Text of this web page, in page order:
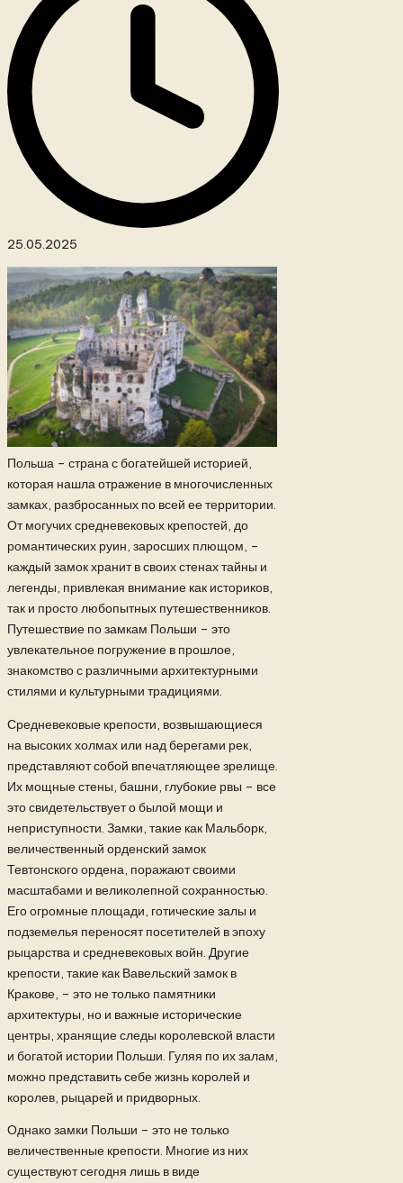
25.05.2025
Польша – страна с богатейшей историей,
которая нашла отражение в многочисленных
замках, разбросанных по всей ее территории.
От могучих средневековых крепостей, до
романтических руин, заросших плющом, –
каждый замок хранит в своих стенах тайны и
легенды, привлекая внимание как историков,
так и просто любопытных путешественников.
Путешествие по замкам Польши – это
увлекательное погружение в прошлое,
знакомство с различными архитектурными
стилями и культурными традициями.
Средневековые крепости, возвышающиеся
на высоких холмах или над берегами рек,
представляют собой впечатляющее зрелище.
Их мощные стены, башни, глубокие рвы – все
это свидетельствует о былой мощи и
неприступности. Замки, такие как Мальборк,
величественный орденский замок
Тевтонского ордена, поражают своими
масштабами и великолепной сохранностью.
Его огромные площади, готические залы и
подземелья переносят посетителей в эпоху
рыцарства и средневековых войн. Другие
крепости, такие как Вавельский замок в
Кракове, – это не только памятники
архитектуры, но и важные исторические
центры, хранящие следы королевской власти
и богатой истории Польши. Гуляя по их залам,
можно представить себе жизнь королей и
королев, рыцарей и придворных.
Однако замки Польши – это не только
величественные крепости. Многие из них
существуют сегодня лишь в виде